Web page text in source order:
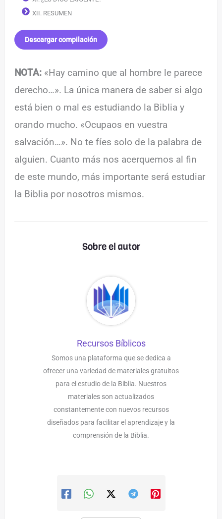
XII. RESUMEN
Descargar compilación
NOTA: «Hay camino que al hombre le parece
derecho…». La única manera de saber si algo
está bien o mal es estudiando la Biblia y
orando mucho. «Ocupaos en vuestra
salvación…». No te fíes solo de la palabra de
alguien. Cuanto más nos acerquemos al fin
de este mundo, más importante será estudiar
la Biblia por nosotros mismos.
Sobre el autor
Recursos Bíblicos
Somos una plataforma que se dedica a
ofrecer una variedad de materiales gratuitos
para el estudio de la Biblia. Nuestros
materiales son actualizados
constantemente con nuevos recursos
diseñados para facilitar el aprendizaje y la
comprensión de la Biblia.